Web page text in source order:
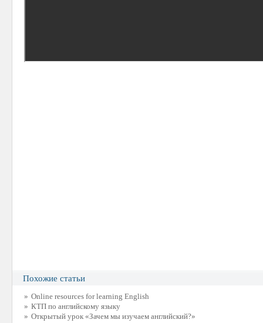
Похожие статьи
» Online resources for learning English
» КТП по английскому языку
» Открытый урок «Зачем мы изучаем английский?»